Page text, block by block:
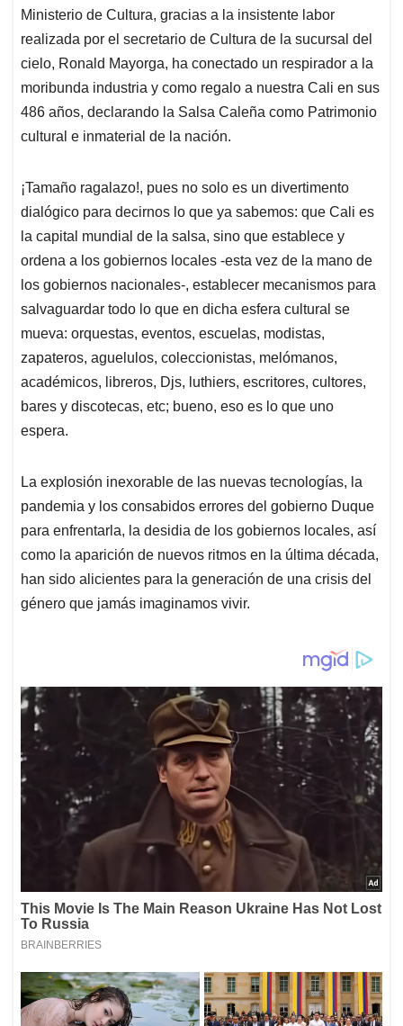
Ministerio de Cultura, gracias a la insistente labor
realizada por el secretario de Cultura de la sucursal del
cielo, Ronald Mayorga, ha conectado un respirador a la
moribunda industria y como regalo a nuestra Cali en sus
486 años, declarando la Salsa Caleña como Patrimonio
cultural e inmaterial de la nación.
¡Tamaño ragalazo!, pues no solo es un divertimento
dialógico para decirnos lo que ya sabemos: que Cali es
la capital mundial de la salsa, sino que establece y
ordena a los gobiernos locales -esta vez de la mano de
los gobiernos nacionales-, establecer mecanismos para
salvaguardar todo lo que en dicha esfera cultural se
mueva: orquestas, eventos, escuelas, modistas,
zapateros, aguelulos, coleccionistas, melómanos,
académicos, libreros, Djs, luthiers, escritores, cultores,
bares y discotecas, etc; bueno, eso es lo que uno
espera.
La explosión inexorable de las nuevas tecnologías, la
pandemia y los consabidos errores del gobierno Duque
para enfrentarla, la desidia de los gobiernos locales, así
como la aparición de nuevos ritmos en la última década,
han sido alicientes para la generación de una crisis del
género que jamás imaginamos vivir.